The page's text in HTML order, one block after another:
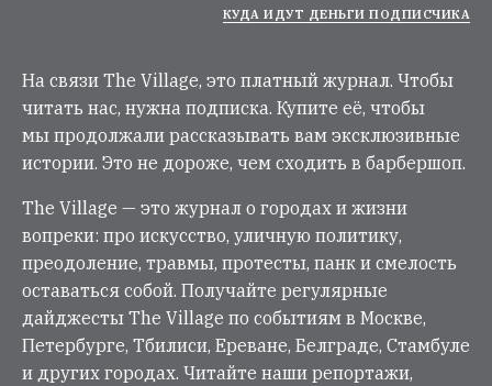
КУДА ИДУТ ДЕНЬГИ ПОДПИСЧИКА
На связи The Village, это платный журнал. Чтобы
читать нас, нужна подписка. Купите её, чтобы
мы продолжали рассказывать вам эксклюзивные
истории. Это не дороже, чем сходить в барбершоп.
The Village — это журнал о городах и жизни
вопреки: про искусство, уличную политику,
преодоление, травмы, протесты, панк и смелость
оставаться собой. Получайте регулярные
дайджесты The Village по событиям в Москве,
Петербурге, Тбилиси, Ереване, Белграде, Стамбуле
и других городах. Читайте наши репортажи,